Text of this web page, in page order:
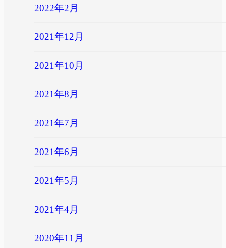
2022年2月
2021年12月
2021年10月
2021年8月
2021年7月
2021年6月
2021年5月
2021年4月
2020年11月